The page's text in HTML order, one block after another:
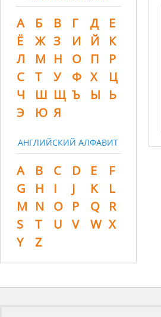
А Б В Г Д
Е
Ё
Ж З И Й
К
Л
М Н О П
Р
С
Т У Ф Х
Ц
Ч
Ш Щ Ъ Ы
Ь
Э
Ю Я
АНГЛИЙСКИЙ АЛФАВИТ
A B C D E
F
G
H I J K
L
M N O P Q
R
S
T U V W X
Y
Z